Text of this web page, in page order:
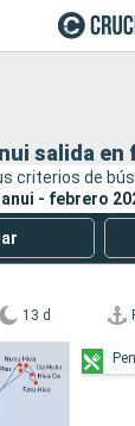
salida en
criterios de
- febrero
13 d